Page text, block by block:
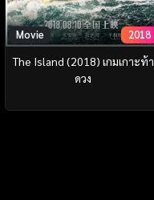
Movie 2018
The Island (2018) เกมเกาะท้า
ดวง